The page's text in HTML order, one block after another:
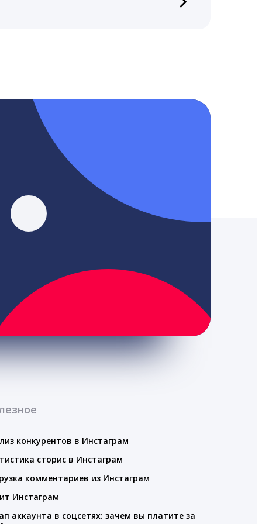
конкурентов в Инстаграм
сторис в Инстаграм
комментариев из Инстаграм
Инстаграм
аккаунта в соцсетях: зачем вы платите за